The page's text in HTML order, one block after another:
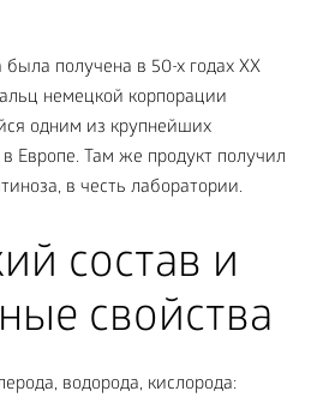
получена в 50-х годах ХХ
немецкой корпорации
одним из крупнейших
Европе. Там же продукт получил
в честь лаборатории.
состав и
свойства
водорода, кислорода: